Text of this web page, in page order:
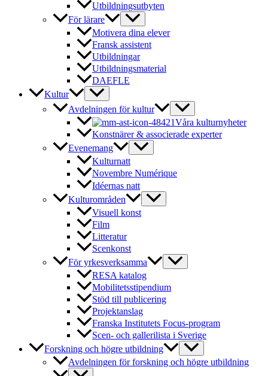
Utbildningsutbyten
För lärare
Motivera dina elever
Fransk assistent
Utbildningar
Utbildningsmaterial
DAEFLE
Kultur
Avdelningen för kultur
Våra kulturnyheter
Konstnärer & associerade experter
Evenemang
Kulturnatt
Novembre Numérique
Idéernas natt
Kulturområden
Visuell konst
Film
Litteratur
Scenkonst
För yrkesverksamma
RESA katalog
Mobilitetsstipendium
Stöd till publicering
Projektanslag
Franska Institutets Focus-program
Scen- och gallerilista i Sverige
Forskning och högre utbildning
Avdelningen för forskning och högre utbildning